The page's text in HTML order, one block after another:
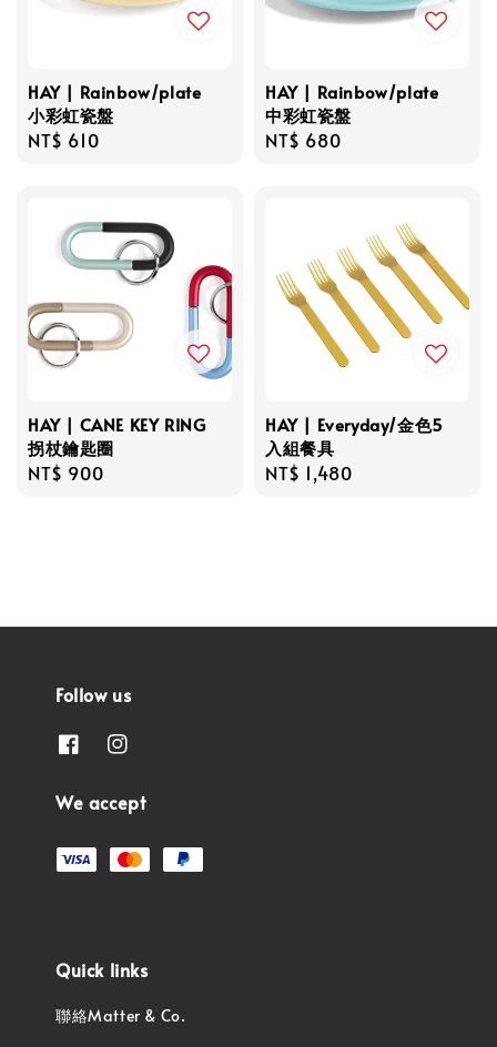
HAY | Rainbow/plate
小彩虹瓷盤
Regular
NT$ 610
HAY | Rainbow/plate
中彩虹瓷盤
Regular
NT$ 680
HAY | CANE KEY RING
拐杖鑰匙圈
Regular
NT$ 900
HAY | Everyday/金色5
入組餐具
Regular
NT$ 1,480
Follow us
We accept
Quick links
聯絡Matter & Co.